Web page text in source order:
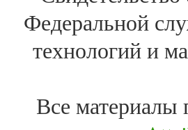
Федеральной
технологий и
Все материалы